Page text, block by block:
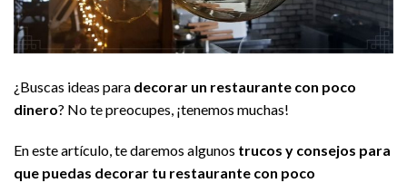
¿Buscas ideas para decorar un restaurante con poco
dinero? No te preocupes, ¡tenemos muchas!
En este artículo, te daremos algunos trucos y consejos para
que puedas decorar tu restaurante con poco